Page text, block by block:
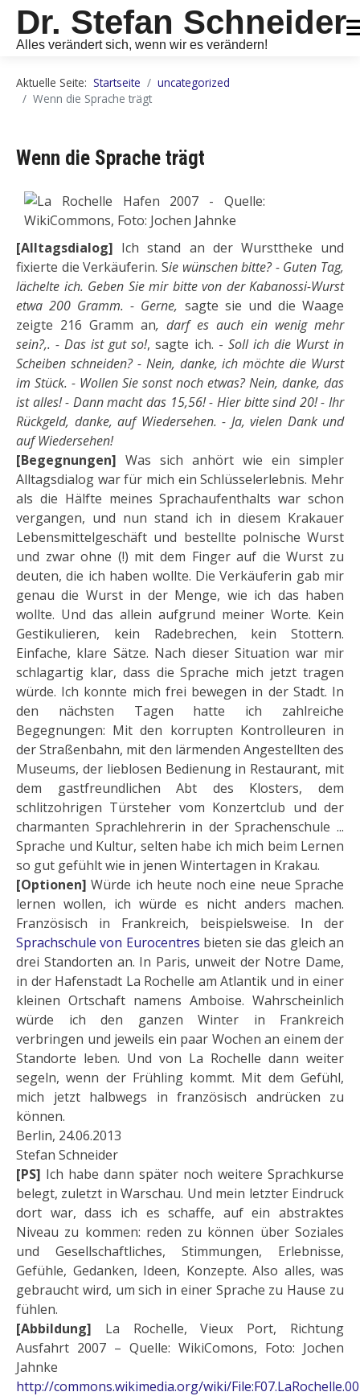
Dr. Stefan Schneider
Alles verändert sich, wenn wir es verändern!
Aktuelle Seite: Startseite
uncategorized
Wenn die Sprache trägt
Wenn die Sprache trägt
[Alltagsdialog] Ich stand an der Wursttheke und
fixierte die Verkäuferin. Sie wünschen bitte? - Guten Tag,
lächelte ich. Geben Sie mir bitte von der Kabanossi-Wurst
etwa 200 Gramm. - Gerne, sagte sie und die Waage
zeigte 216 Gramm an, darf es auch ein wenig mehr
sein?,. - Das ist gut so!, sagte ich. - Soll ich die Wurst in
Scheiben schneiden? - Nein, danke, ich möchte die Wurst
im Stück. - Wollen Sie sonst noch etwas? Nein, danke, das
ist alles! - Dann macht das 15,56! - Hier bitte sind 20! - Ihr
Rückgeld, danke, auf Wiedersehen. - Ja, vielen Dank und
auf Wiedersehen!
[Begegnungen] Was sich anhört wie ein simpler
Alltagsdialog war für mich ein Schlüsselerlebnis. Mehr
als die Hälfte meines Sprachaufenthalts war schon
vergangen, und nun stand ich in diesem Krakauer
Lebensmittelgeschäft und bestellte polnische Wurst
und zwar ohne (!) mit dem Finger auf die Wurst zu
deuten, die ich haben wollte. Die Verkäuferin gab mir
genau die Wurst in der Menge, wie ich das haben
wollte. Und das allein aufgrund meiner Worte. Kein
Gestikulieren, kein Radebrechen, kein Stottern.
Einfache, klare Sätze. Nach dieser Situation war mir
schlagartig klar, dass die Sprache mich jetzt tragen
würde. Ich konnte mich frei bewegen in der Stadt. In
den nächsten Tagen hatte ich zahlreiche
Begegnungen: Mit den korrupten Kontrolleuren in
der Straßenbahn, mit den lärmenden Angestellten des
Museums, der lieblosen Bedienung in Restaurant, mit
dem gastfreundlichen Abt des Klosters, dem
schlitzohrigen Türsteher vom Konzertclub und der
charmanten Sprachlehrerin in der Sprachenschule ...
Sprache und Kultur, selten habe ich mich beim Lernen
so gut gefühlt wie in jenen Wintertagen in Krakau.
[Optionen] Würde ich heute noch eine neue Sprache
lernen wollen, ich würde es nicht anders machen.
Französisch in Frankreich, beispielsweise. In der
Sprachschule von Eurocentres bieten sie das gleich an
drei Standorten an. In Paris, unweit der Notre Dame,
in der Hafenstadt La Rochelle am Atlantik und in einer
kleinen Ortschaft namens Amboise. Wahrscheinlich
würde ich den ganzen Winter in Frankreich
verbringen und jeweils ein paar Wochen an einem der
Standorte leben. Und von La Rochelle dann weiter
segeln, wenn der Frühling kommt. Mit dem Gefühl,
mich jetzt halbwegs in französisch andrücken zu
können.
Berlin, 24.06.2013
Stefan Schneider
[PS] Ich habe dann später noch weitere Sprachkurse
belegt, zuletzt in Warschau. Und mein letzter Eindruck
dort war, dass ich es schaffe, auf ein abstraktes
Niveau zu kommen: reden zu können über Soziales
und Gesellschaftliches, Stimmungen, Erlebnisse,
Gefühle, Gedanken, Ideen, Konzepte. Also alles, was
gebraucht wird, um sich in einer Sprache zu Hause zu
fühlen.
[Abbildung] La Rochelle, Vieux Port, Richtung
Ausfahrt 2007 – Quelle: WikiComons, Foto: Jochen
Jahnke
http://commons.wikimedia.org/wiki/